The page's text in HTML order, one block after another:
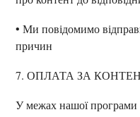
• Ми повідомимо
причин
7. ОПЛАТА ЗА
У межах нашої